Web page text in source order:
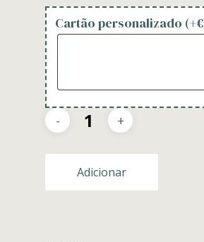
Cartão personalizado (+€
Adicionar